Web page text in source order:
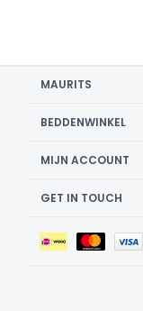
MAURITS
BEDDENWINKEL
MIJN ACCOUNT
GET IN TOUCH